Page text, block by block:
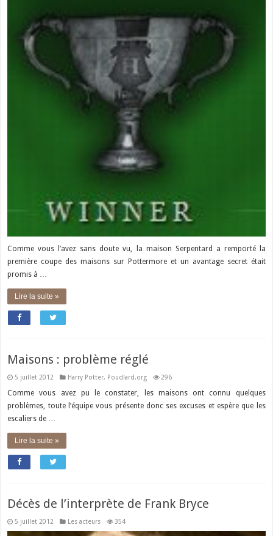
Comme vous l’avez sans doute vu, la maison Serpentard a remporté la
première coupe des maisons sur Pottermore et un avantage secret était
promis à …
Lire la suite »
Maisons : problème réglé
5 juillet 2012 Harry Potter, Poudlard.org 296
Comme vous avez pu le constater, les maisons ont connu quelques
problèmes, toute l’équipe vous présente donc ses excuses et espère que les
escaliers de …
Lire la suite »
Décès de l’interprète de Frank Bryce
5 juillet 2012 Les acteurs 354